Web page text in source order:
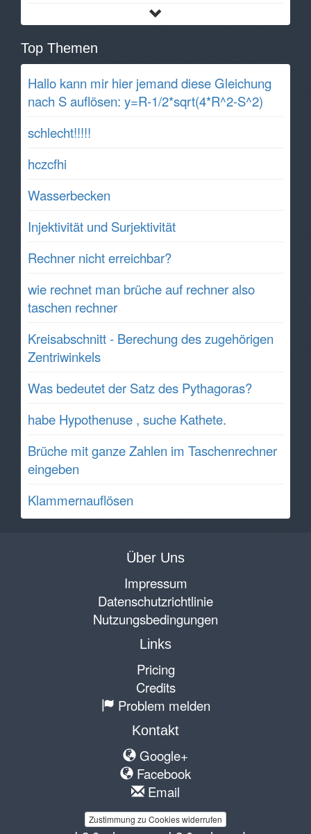
Top Themen
Hallo kann mir hier jemand diese Gleichung
nach S auflösen: y=R-1/2*sqrt(4*R^2-S^2)
schlecht!!!!!
hczcfhi
Wasserbecken
Injektivität und Surjektivität
Rechner nicht erreichbar?
wie rechnet man brüche auf rechner also
taschen rechner
Kreisabschnitt - Berechung des zugehörigen
Zentriwinkels
Was bedeutet der Satz des Pythagoras?
habe Hypothenuse , suche Kathete.
Brüche mit ganze Zahlen im Taschenrechner
eingeben
Klammernauflösen
Über Uns
Impressum
Datenschutzrichtlinie
Nutzungsbedingungen
Links
Pricing
Credits
Problem melden
Kontakt
Google+
Facebook
Email
Zustimmung zu Cookies widerrufen